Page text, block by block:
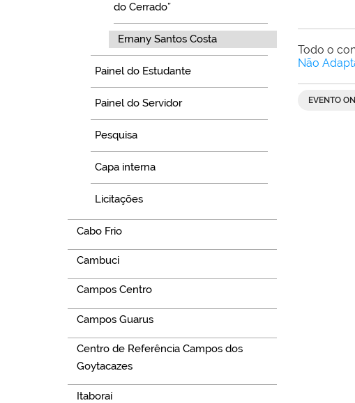
do Cerrado”
Ernany Santos Costa
Painel do Estudante
Painel do Servidor
Pesquisa
Capa interna
Licitações
Cabo Frio
Cambuci
Campos Centro
Campos Guarus
Centro de Referência Campos dos
Goytacazes
Itaboraí
Todo o
Não
EVENTO